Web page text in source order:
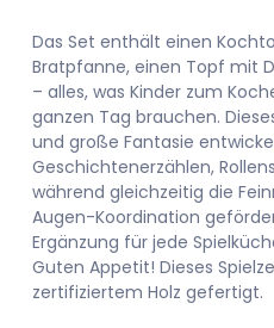
Das Set enthält einen
Bratpfanne, einen Topf mit
– alles, was Kinder zum
ganzen Tag brauchen.
und große Fantasie
Geschichtenerzählen,
während gleichzeitig die
Augen-Koordination
Ergänzung für jede
Guten Appetit! Dieses
zertifiziertem Holz gefertigt.